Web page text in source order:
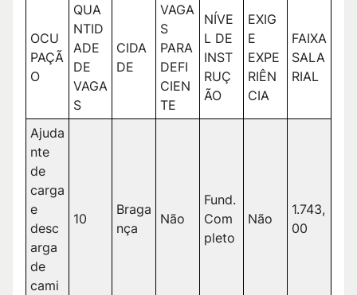
OCU
PAÇÃ
O
QUA
NTID
ADE
DE
VAGA
S
CIDA
DE
VAGA
S
PARA
DEFI
CIEN
TE
NÍVE
L DE
INST
RUÇ
ÃO
EXIG
E
EXPE
RIÊN
CIA
FAIXA
SALA
RIAL
Ajuda
nte
de
carga
e
desc
arga
de
cami
10
Braga
nça
Não
Fund.
Com
pleto
Não
1.743,
00